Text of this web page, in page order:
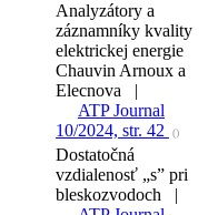
Analyzátory a
záznamníky kvality
elektrickej energie
Chauvin Arnoux a
Elecnova |
ATP Journal
10/2024, str. 42
()
Dostatočná
vzdialenosť „s” pri
bleskozvodoch |